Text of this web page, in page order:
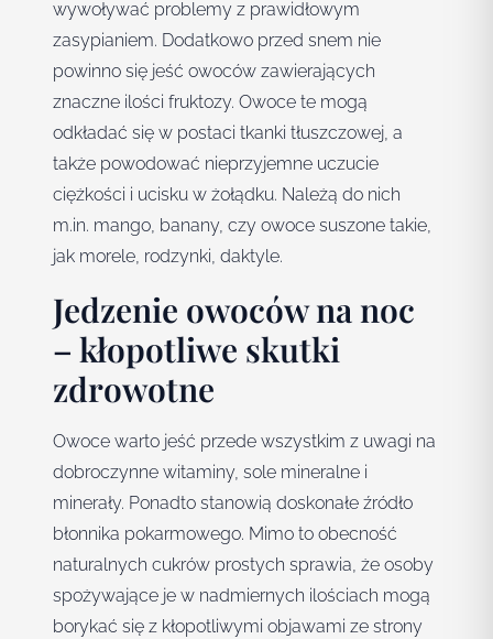
wywoływać problemy z prawidłowym
zasypianiem. Dodatkowo przed snem nie
powinno się jeść owoców zawierających
znaczne ilości fruktozy. Owoce te mogą
odkładać się w postaci tkanki tłuszczowej, a
także powodować nieprzyjemne uczucie
ciężkości i ucisku w żołądku. Należą do nich
m.in. mango, banany, czy owoce suszone takie,
jak morele, rodzynki, daktyle.
Jedzenie owoców na noc
– kłopotliwe skutki
zdrowotne
Owoce warto jeść przede wszystkim z uwagi na
dobroczynne witaminy, sole mineralne i
minerały. Ponadto stanowią doskonałe źródło
błonnika pokarmowego. Mimo to obecność
naturalnych cukrów prostych sprawia, że osoby
spożywające je w nadmiernych ilościach mogą
borykać się z kłopotliwymi objawami ze strony